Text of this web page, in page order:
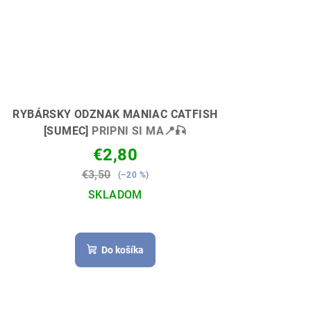
RYBÁRSKY ODZNAK MANIAC CATFISH
[SUMEC] PRIPNI SI MA📍🎣
€2,80
€3,50 (–20 %)
SKLADOM
hodnotenie
produktu
je
Do košíka